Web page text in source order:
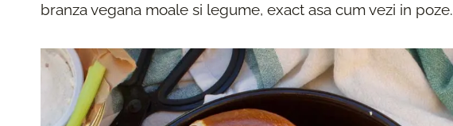
branza vegana moale si legume, exact asa cum vezi in poze.